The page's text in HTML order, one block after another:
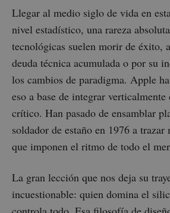
Llegar al medio siglo de vida en
nivel estadístico, una rareza
tecnológicas suelen morir de éxito,
deuda técnica acumulada o por su
los cambios de paradigma. Apple
eso a base de integrar verticalmente
crítico. Han pasado de ensamblar
soldador de estaño en 1976 a
que imponen el ritmo de todo el
La gran lección que nos deja su
incuestionable: quien domina el